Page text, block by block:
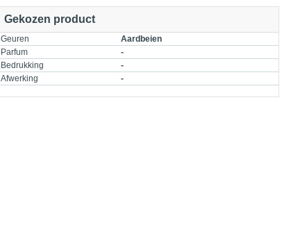
Gekozen product
Geuren
Aardbeien
Parfum
-
Bedrukking
-
Afwerking
-